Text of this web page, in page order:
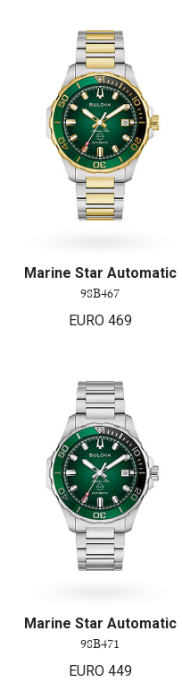
Marine Star Automatic
98B467
EURO 469
Marine Star Automatic
98B471
EURO 449